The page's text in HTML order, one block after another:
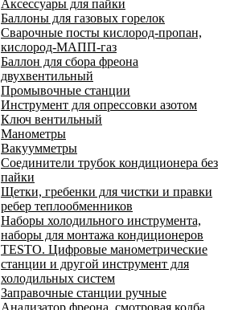
Аксессуары для пайки
Баллоны для газовых горелок
Сварочные посты кислород-пропан,
кислород-МАПП-газ
Баллон для сбора фреона
двухвентильный
Промывочные станции
Инструмент для опрессовки азотом
Ключ вентильный
Манометры
Вакуумметры
Соединители трубок кондиционера без
пайки
Щетки, гребенки для чистки и правки
ребер теплообменников
Наборы холодильного инструмента,
наборы для монтажа кондиционеров
TESTO. Цифровые манометрические
станции и другой инструмент для
холодильных систем
Заправочные станции ручные
Анализатор фреона, смотровая колба